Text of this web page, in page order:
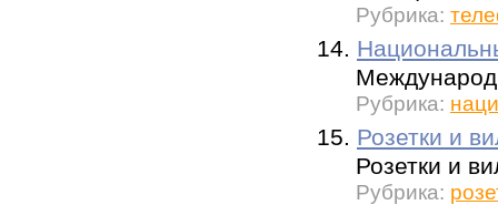
Рубрика:
14.
Рубрика:
15. Розетки и
Розетки и
Рубрика: